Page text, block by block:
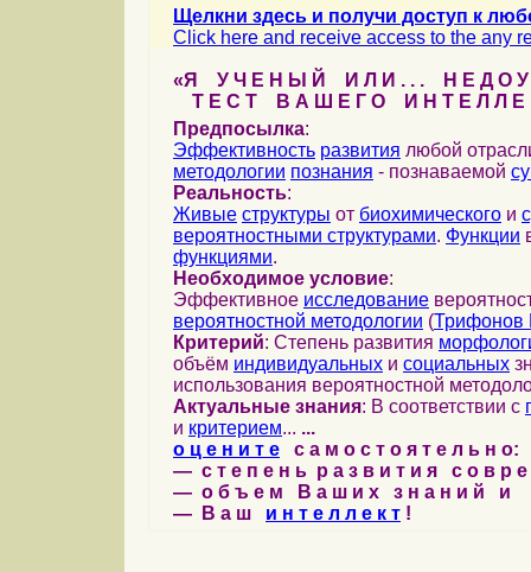
Щелкни здесь и получи доступ к
Click here and receive access to the any
«Я У Ч Е Н Ы Й И Л И . . . Н Е Д О У
Т Е С Т В А Ш Е Г О И Н Т Е Л Л Е
Предпосылка:
Эффективность развития любой
методологии познания - познаваемой
Реальность:
Живые структуры от биохимического и
вероятностными структурами. Функции
функциями.
Необходимое условие:
Эффективное исследование
вероятностной методологии (Трифонов
Критерий: Степень развития
объём индивидуальных и социальных
использования вероятностной
Актуальные знания: В соответствии с
и критерием... ...
о ц е н и т е с а м о с т о я т е л ь н о:
— с т е п е н ь р а з в и т и я с о в р
— о б ъ е м В а ш и х з н а н и й и
— В а ш и н т е л л е к т !